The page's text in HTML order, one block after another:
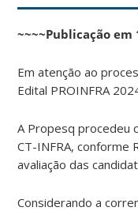
~~~~Publicação em
Em atenção ao
Edital PROINFRA
A Propesq procedeu
CT-INFRA, conforme
avaliação das
Considerando a